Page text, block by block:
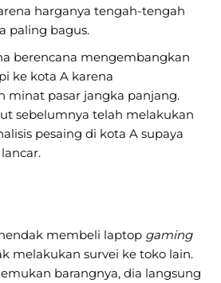
harganya tengah-tengah
paling bagus.
berencana mengembangkan
ke kota A karena
minat pasar jangka panjang.
sebelumnya telah melakukan
pesaing di kota A supaya
membeli laptop gaming
melakukan survei ke toko lain.
barangnya, dia langsung